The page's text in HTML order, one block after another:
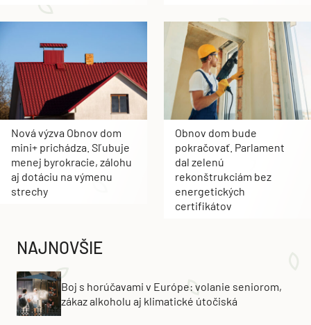
Nová výzva Obnov dom
mini+ prichádza. Sľubuje
menej byrokracie, zálohu
aj dotáciu na výmenu
strechy
Obnov dom bude
pokračovať. Parlament
dal zelenú
rekonštrukciám bez
energetických
certifikátov
NAJNOVŠIE
Boj s horúčavami v Európe: volanie seniorom,
zákaz alkoholu aj klimatické útočiská